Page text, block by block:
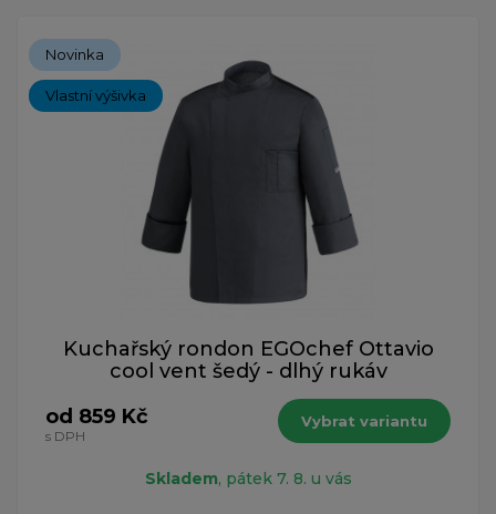
Novinka
Vlastní výšivka
Kuchařský rondon EGOchef Ottavio
cool vent šedý - dlhý rukáv
od 859 Kč
s DPH
Vybrat variantu
Skladem, pátek 7. 8. u vás